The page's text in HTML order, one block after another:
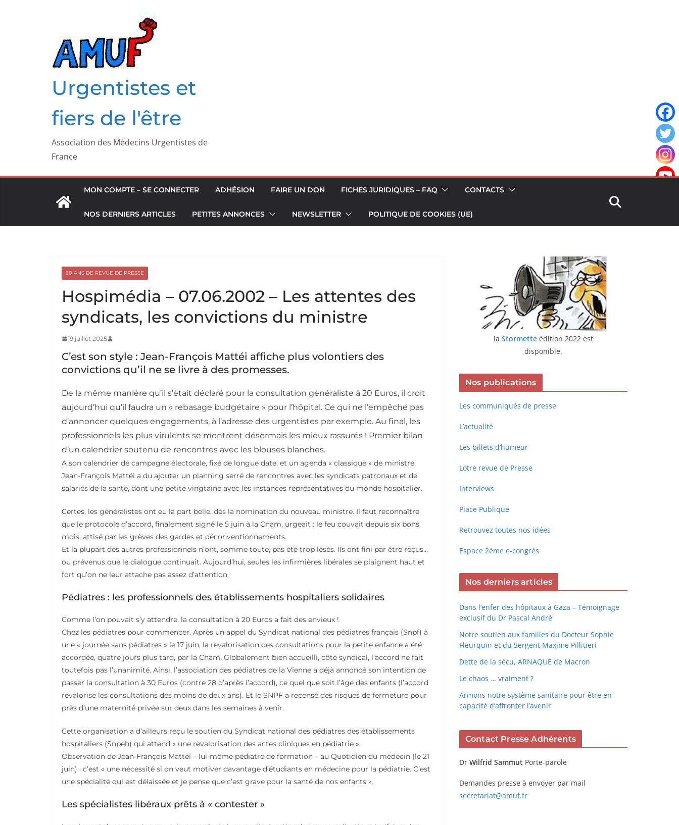
Urgentistes et
fiers de l'être
Association des Médecins Urgentistes de
France
MON COMPTE – SE CONNECTER ADHÉSION FAIRE UN DON FICHES JURIDIQUES – FAQ CONTACTS
NOS DERNIERS ARTICLES PETITES ANNONCES NEWSLETTER POLITIQUE DE COOKIES (UE)
20 ANS DE REVUE DE PRESSE
Hospimédia – 07.06.2002 – Les attentes des
syndicats, les convictions du ministre
19 juillet 2025
C’est son style : Jean-François Mattéi affiche plus volontiers des
convictions qu’il ne se livre à des promesses.
De la même manière qu’il s’était déclaré pour la consultation généraliste à 20 Euros, il croit
aujourd’hui qu’il faudra un « rebasage budgétaire » pour l’hôpital. Ce qui ne l’empêche pas
d’annoncer quelques engagements, à l’adresse des urgentistes par exemple. Au final, les
professionnels les plus virulents se montrent désormais les mieux rassurés ! Premier bilan
d’un calendrier soutenu de rencontres avec les blouses blanches.
A son calendrier de campagne électorale, fixé de longue date, et un agenda « classique » de ministre,
Jean-François Mattéi a du ajouter un planning serré de rencontres avec les syndicats patronaux et de
salariés de la santé, dont une petite vingtaine avec les instances représentatives du monde hospitalier.
Certes, les généralistes ont eu la part belle, dès la nomination du nouveau ministre. Il faut reconnaître
que le protocole d’accord, finalement signé le 5 juin à la Cnam, urgeait : le feu couvait depuis six bons
mois, attisé par les grèves des gardes et déconventionnements.
Et la plupart des autres professionnels n’ont, somme toute, pas été trop lésés. Ils ont fini par être reçus…
ou prévenus que le dialogue continuait. Aujourd’hui, seules les infirmières libérales se plaignent haut et
fort qu’on ne leur attache pas assez d’attention.
Pédiatres : les professionnels des établissements hospitaliers solidaires
Comme l’on pouvait s’y attendre, la consultation à 20 Euros a fait des envieux !
Chez les pédiatres pour commencer. Après un appel du Syndicat national des pédiatres français (Snpf) à
une « journée sans pédiatres » le 17 juin, la revalorisation des consultations pour la petite enfance a été
accordée, quatre jours plus tard, par la Cnam. Globalement bien accueilli, côté syndical, l’accord ne fait
toutefois pas l’unanimité. Ainsi, l’association des pédiatres de la Vienne a déjà annoncé son intention de
passer la consultation à 30 Euros (contre 28 d’après l’accord), ce quel que soit l’âge des enfants (l’accord
revalorise les consultations des moins de deux ans). Et le SNPF a recensé des risques de fermeture pour
près d’une maternité privée sur deux dans les semaines à venir.
Cette organisation a d’ailleurs reçu le soutien du Syndicat national des pédiatres des établissements
hospitaliers (Snpeh) qui attend « une revalorisation des actes cliniques en pédiatrie ».
Observation de Jean-François Mattéi – lui-même pédiatre de formation – au Quotidien du médecin (le 21
juin) : c’est « une nécessité si on veut motiver davantage d’étudiants en médecine pour la pédiatrie. C’est
une spécialité qui est délaissée et je pense que c’est grave pour la santé de nos enfants ».
Les spécialistes libéraux prêts à « contester »
la Stormette édition 2022 est
disponible.
Nos publications
Les communiqués de presse
L’actualité
Les billets d’humeur
Lotre revue de Presse
Interviews
Place Publique
Retrouvez toutes nos idées
Espace 2ème e-congrès
Nos derniers articles
Dans l’enfer des hôpitaux à Gaza – Témoignage
exclusif du Dr Pascal André
Notre soutien aux familles du Docteur Sophie
Fleurquin et du Sergent Maxime Pillitieri
Dette de la sécu, ARNAQUE de Macron
Le chaos … vraiment ?
Armons notre système sanitaire pour être en
capacité d’affronter l’avenir
Contact Presse Adhérents
Dr Wilfrid Sammut Porte-parole
Demandes presse à envoyer par mail
secretariat@amuf.fr